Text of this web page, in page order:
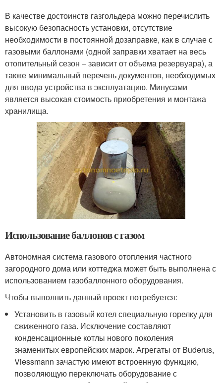
В качестве достоинств газгольдера можно перечислить
высокую безопасность установки, отсутствие
необходимости в постоянной дозаправке, как в случае с
газовыми баллонами (одной заправки хватает на весь
отопительный сезон – зависит от объема резервуара), а
также минимальный перечень документов, необходимых
для ввода устройства в эксплуатацию. Минусами
является высокая стоимость приобретения и монтажа
хранилища.
Использование баллонов с газом
Автономная система газового отопления частного
загородного дома или коттеджа может быть выполнена с
использованием газобаллонного оборудования.
Чтобы выполнить данный проект потребуется:
Установить в газовый котел специальную горелку для
сжиженного газа. Исключение составляют
конденсационные котлы нового поколения
знаменитых европейских марок. Агрегаты от Buderus,
Viessmann зачастую имеют встроенную функцию,
позволяющую переключать оборудование с